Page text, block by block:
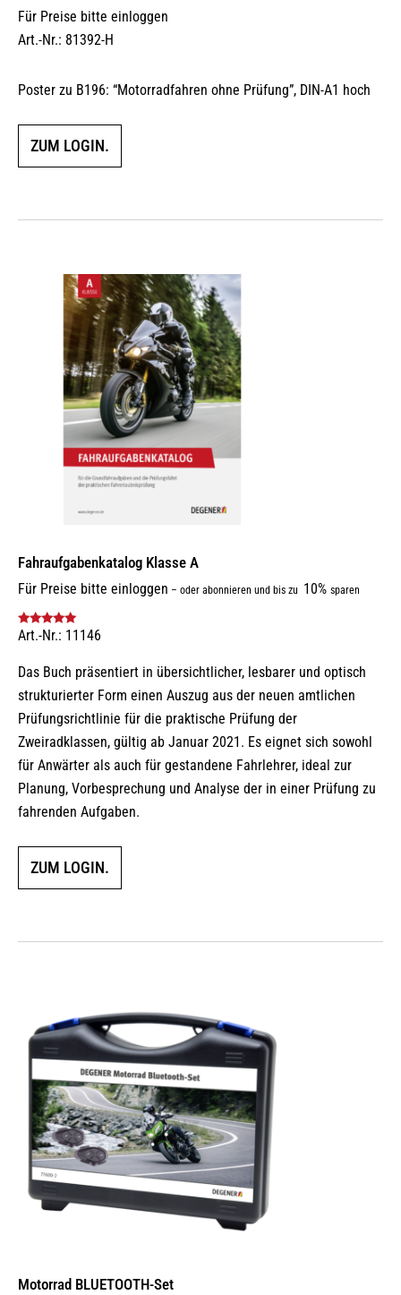
Für Preise bitte einloggen
Art.-Nr.: 81392-H
Poster zu B196: “Motorradfahren ohne Prüfung”, DIN-A1 hoch
ZUM LOGIN.
Fahraufgabenkatalog Klasse A
Für Preise bitte einloggen – oder abonnieren und bis zu 10% sparen
Bewertet mit
Art.-Nr.: 11146
Das Buch präsentiert in übersichtlicher, lesbarer und optisch
strukturierter Form einen Auszug aus der neuen amtlichen
Prüfungsrichtlinie für die praktische Prüfung der
Zweiradklassen, gültig ab Januar 2021. Es eignet sich sowohl
für Anwärter als auch für gestandene Fahrlehrer, ideal zur
Planung, Vorbesprechung und Analyse der in einer Prüfung zu
fahrenden Aufgaben.
ZUM LOGIN.
Motorrad BLUETOOTH-Set